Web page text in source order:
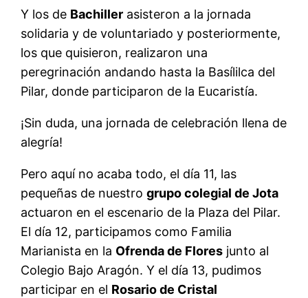
Y los de Bachiller asisteron a la jornada
solidaria y de voluntariado y posteriormente,
los que quisieron, realizaron una
peregrinación andando hasta la Basílilca del
Pilar, donde participaron de la Eucaristía.
¡Sin duda, una jornada de celebración llena de
alegría!
Pero aquí no acaba todo, el día 11, las
pequeñas de nuestrogrupo colegial de Jota
actuaron en el escenario de la Plaza del Pilar.
El día 12, participamos como Familia
Marianista en la Ofrenda de Flores junto al
Colegio Bajo Aragón. Y el día 13, pudimos
participar en el Rosario de Cristal